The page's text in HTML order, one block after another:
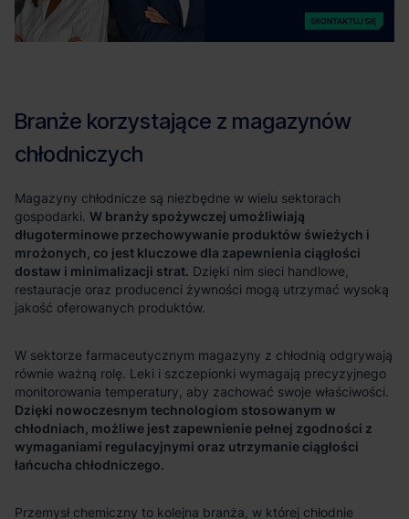
W branży spożywczej umożliwiają
długoterminowe przechowywanie produktów świeżych i
mrożonych, co jest kluczowe dla zapewnienia ciągłości
dostaw i minimalizacji strat.
Dzięki nowoczesnym technologiom stosowanym w
chłodniach, możliwe jest zapewnienie pełnej zgodności z
wymaganiami regulacyjnymi oraz utrzymanie ciągłości
łańcucha chłodniczego.